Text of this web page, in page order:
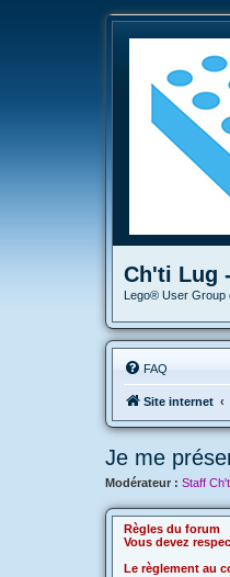
Ch'ti Lug
Lego® User Group
FAQ
Site internet
Je me
Modérateur : Staff
Règles du forum
Vous devez
Le règlement au